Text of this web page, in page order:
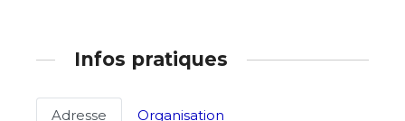
Adresse email*
Infos pratiques
Adresse
Organisation